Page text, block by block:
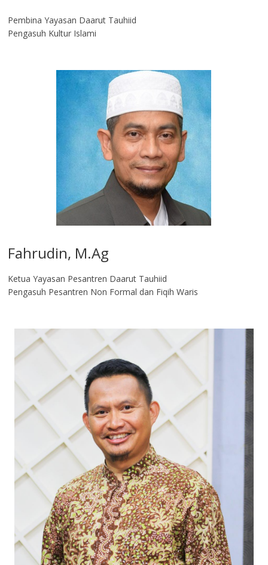
Pembina Yayasan Daarut Tauhiid
Pengasuh Kultur Islami
Fahrudin, M.Ag​
Ketua Yayasan Pesantren Daarut Tauhiid
Pengasuh Pesantren Non Formal dan Fiqih Waris